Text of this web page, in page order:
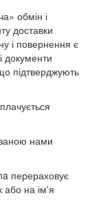
обмін і
доставки
і повернення є
документи
підтверджують
нами
перераховує
або на ім'я